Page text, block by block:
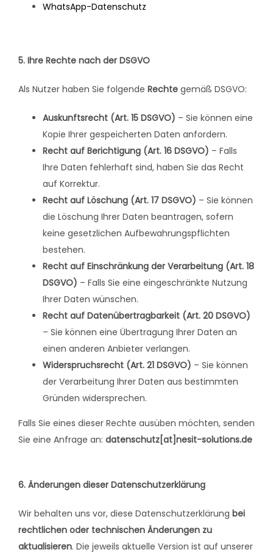
WhatsApp-Datenschutz
5. Ihre Rechte nach der DSGVO
Als Nutzer haben Sie folgende Rechte gemäß DSGVO:
Auskunftsrecht (Art. 15 DSGVO) – Sie können eine
Kopie Ihrer gespeicherten Daten anfordern.
Recht auf Berichtigung (Art. 16 DSGVO) – Falls
Ihre Daten fehlerhaft sind, haben Sie das Recht
auf Korrektur.
Recht auf Löschung (Art. 17 DSGVO) – Sie können
die Löschung Ihrer Daten beantragen, sofern
keine gesetzlichen Aufbewahrungspflichten
bestehen.
Recht auf Einschränkung der Verarbeitung (Art. 18
DSGVO) – Falls Sie eine eingeschränkte Nutzung
Ihrer Daten wünschen.
Recht auf Datenübertragbarkeit (Art. 20 DSGVO)
– Sie können eine Übertragung Ihrer Daten an
einen anderen Anbieter verlangen.
Widerspruchsrecht (Art. 21 DSGVO) – Sie können
der Verarbeitung Ihrer Daten aus bestimmten
Gründen widersprechen.
Falls Sie eines dieser Rechte ausüben möchten, senden
Sie eine Anfrage an: datenschutz[at]nesit-solutions.de
6. Änderungen dieser Datenschutzerklärung
Wir behalten uns vor, diese Datenschutzerklärung bei
rechtlichen oder technischen Änderungen zu
aktualisieren. Die jeweils aktuelle Version ist auf unserer